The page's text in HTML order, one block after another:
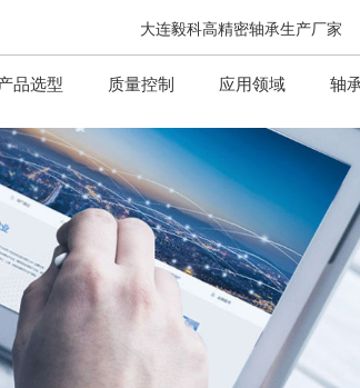
大连毅科高精密轴承生产厂家
品选型 质量控制 应用领域 轴